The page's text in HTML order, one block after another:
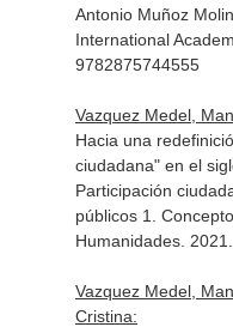
Antonio Muñoz
International
9782875744555
Vazquez Medel,
Hacia una
ciudadana" en el
Participación
públicos 1.
Humanidades.
Vazquez Medel,
Cristina: